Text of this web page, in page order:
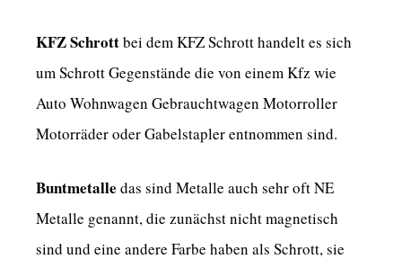
KFZ Schrottbei dem KFZ Schrott handelt es sich
um Schrott Gegenstände die von einem Kfz wie
Auto Wohnwagen Gebrauchtwagen Motorroller
Motorräder oder Gabelstapler entnommen sind.
Buntmetalle das sind Metalle auch sehr oft NE
Metalle genannt, die zunächst nicht magnetisch
sind und eine andere Farbe haben als Schrott, sie